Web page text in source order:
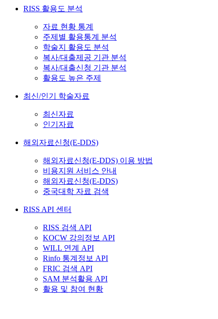
RISS 활용도 분석
자료 현황 통계
주제별 활용통계 분석
학술지 활용도 분석
복사/대출제공 기관 분석
복사/대출신청 기관 분석
활용도 높은 주제
최신/인기 학술자료
최신자료
인기자료
해외자료신청(E-DDS)
해외자료신청(E-DDS) 이용 방법
비용지원 서비스 안내
해외자료신청(E-DDS)
중국대학 자료 검색
RISS API 센터
RISS 검색 API
KOCW 강의정보 API
WILL 연계 API
Rinfo 통계정보 API
FRIC 검색 API
SAM 분석활용 API
활용 및 참여 현황